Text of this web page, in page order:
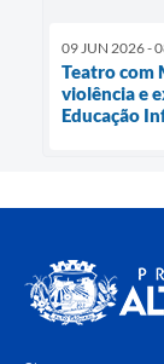
09 JUN 2026 -
Teatro com
violência e
Educação